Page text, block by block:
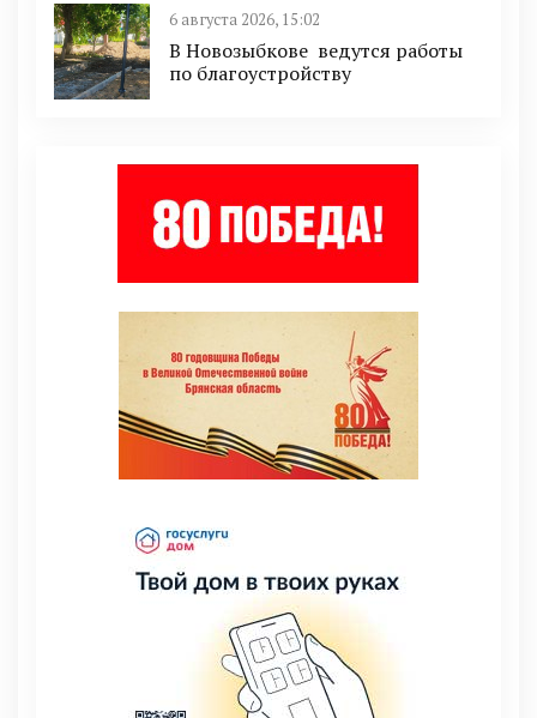
6 августа 2026, 15:02
В Новозыбкове ведутся работы
по благоустройству